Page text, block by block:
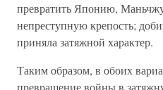
превратить Японию,
непреступную крепость;
приняла затяжной характер.
Таким образом, в обоих
превращение войны в